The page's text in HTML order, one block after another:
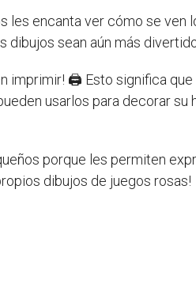
les encanta ver cómo se ven
sean aún más
imprimir! 🖨️ Esto significa
usarlos para decorar su
porque les permiten
dibujos de juegos rosas!